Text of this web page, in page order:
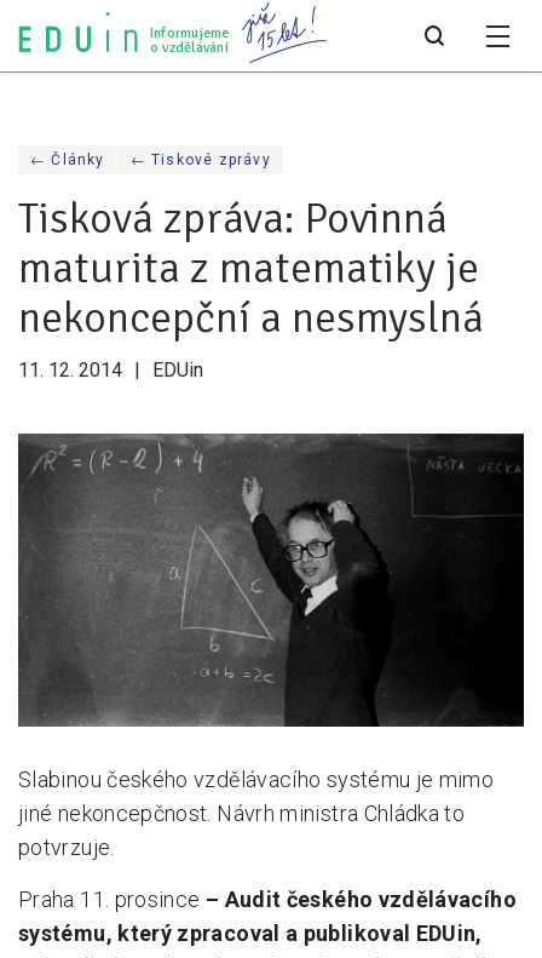
Informujeme
o vzdělávání
Všechny články
Všechny články
Analýzy
Audit vzdělávacího systému
Pro média
Tiskové zprávy
Pro média
Pro zřizovatele
Konference Lepší škola
Kápézetka - průvodce pro zřizovatele
Klub zřizovatelů
O nás
Kontakty
← Články ← Tiskové zprávy
Tisková zpráva: Povinná
maturita z matematiky je
nekoncepční a nesmyslná
11. 12. 2014 EDUin
Slabinou českého vzdělávacího systému je mimo
jiné nekoncepčnost. Návrh ministra Chládka to
potvrzuje.
Praha 11. prosince – Audit českého vzdělávacího
systému, který zpracoval a publikoval EDUin,